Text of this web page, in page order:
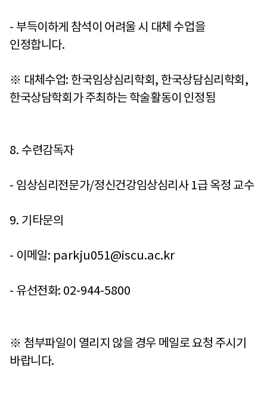
- 부득이하게 참석이 어려울 시 대체 수업을
인정합니다.
※ 대체수업: 한국임상심리학회 , 한국상담심리학회 ,
한국상담학회가 주최하는 학술활동이 인정됨
8. 수련감독자
- 임상심리전문가/정신건강임상심리사 1급 옥정 교수
9. 기타문의
- 이메일: parkju051@iscu.ac.kr
- 유선전화: 02-944-5800
※ 첨부파일이 열리지 않을 경우 메일로 요청 주시기
바랍니다.